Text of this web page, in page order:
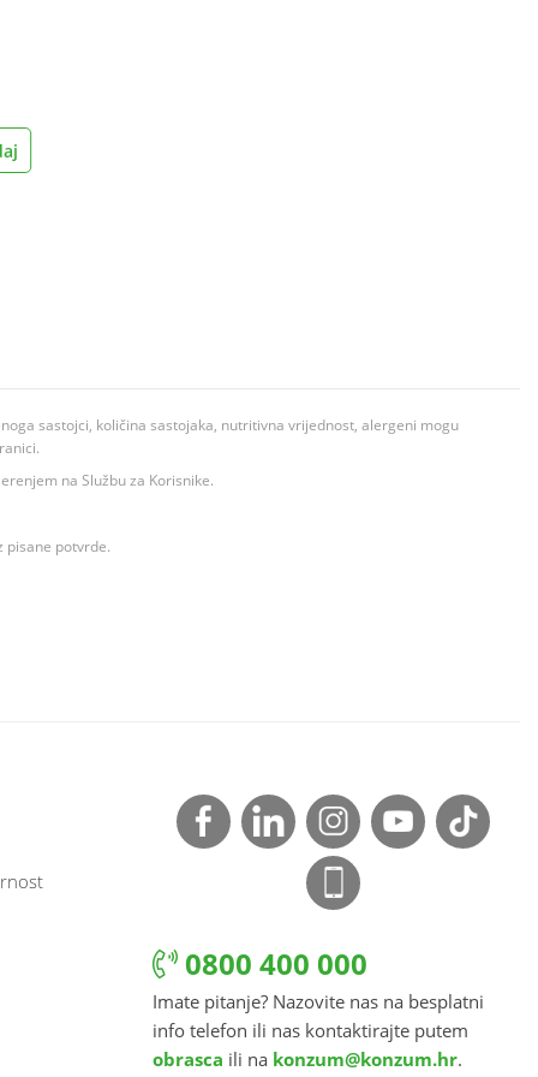
sastojci, količina sastojaka, nutritivna vrijednost, alergeni mogu
na Službu za Korisnike.
pisane potvrde.
0800 400 000
Imate pitanje? Nazovite nas na besplatni
info telefon ili nas kontaktirajte putem
obrasca ili na konzum@konzum.hr.